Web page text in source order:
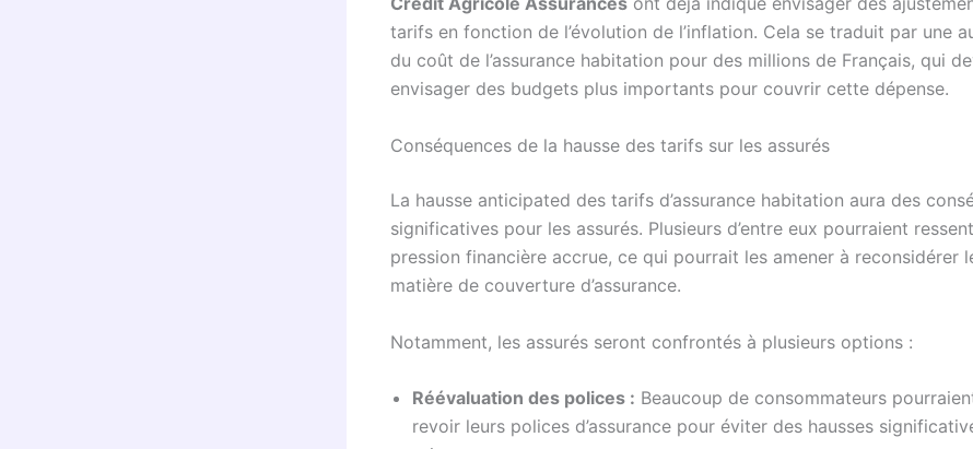
tarifs en fonction de l’évolution de l’inflation. Cela se traduit par une
du coût de l’assurance habitation pour des millions de Français, qui
envisager des budgets plus importants pour couvrir cette dépense.
Conséquences de la hausse des tarifs sur les assurés
La hausse anticipated des tarifs d’assurance habitation aura des
significatives pour les assurés. Plusieurs d’entre eux pourraient
pression financière accrue, ce qui pourrait les amener à reconsidérer
matière de couverture d’assurance.
Notamment, les assurés seront confrontés à plusieurs options :
Réévaluation des polices : Beaucoup de consommateurs
revoir leurs polices d’assurance pour éviter des hausses